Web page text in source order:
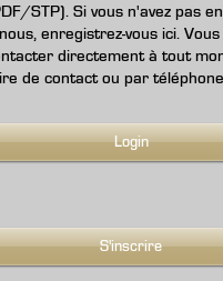
STP). Si vous n'avez pas
enregistrez-vous ici.
directement à tout
de contact ou par
Login
S'inscrire